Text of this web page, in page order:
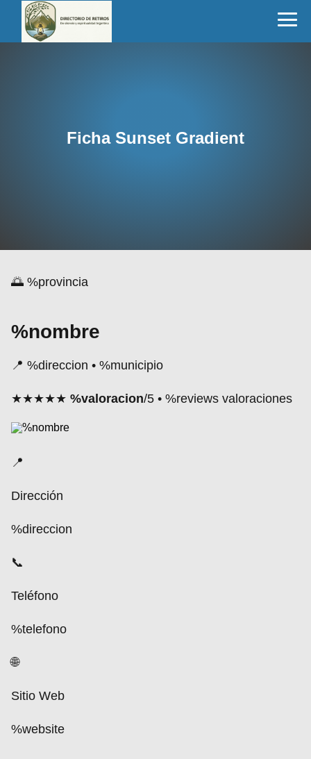
Ficha Sunset Gradient
🌅 %provincia
%nombre
📍 %direccion • %municipio
★★★★★ %valoracion/5 • %reviews valoraciones
📍
Dirección
%direccion
📞
Teléfono
%telefono
🌐
Sitio Web
%website